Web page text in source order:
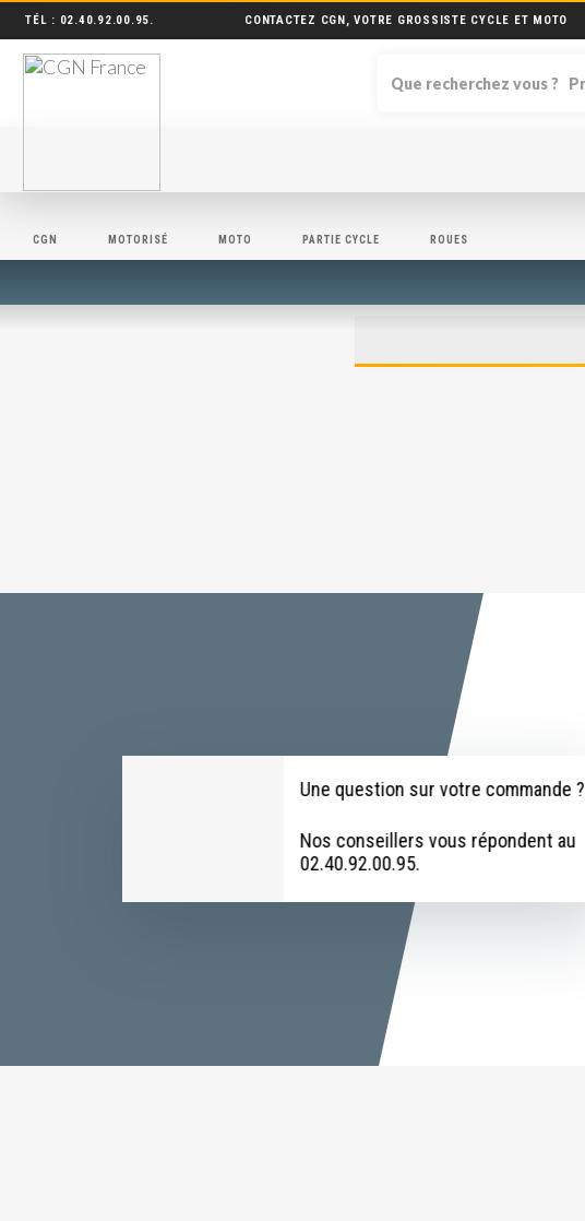
TÉL : 02.40.92.00.95. CONTACTEZ CGN, VOTRE GROSSISTE CYCLE ET MOTO
CGN MOTORISÉ MOTO PARTIE CYCLE ROUES
Une question sur votre commande ?
Nos conseillers vous répondent au
02.40.92.00.95.